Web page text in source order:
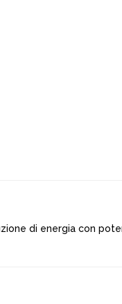
di energia con